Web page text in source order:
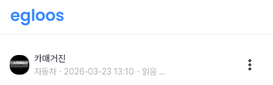
카매거진
자동차 2026-03-23 13:10 읽음 ...